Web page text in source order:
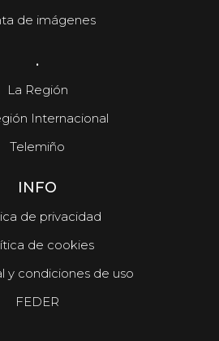
de imágenes
.
La Región
Internacional
Telemiño
INFO
de privacidad
de cookies
y condiciones de uso
FEDER